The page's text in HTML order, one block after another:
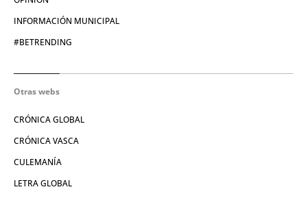
INFORMACIÓN MUNICIPAL
#BETRENDING
Otras webs
CRÓNICA GLOBAL
CRÓNICA VASCA
CULEMANÍA
LETRA GLOBAL